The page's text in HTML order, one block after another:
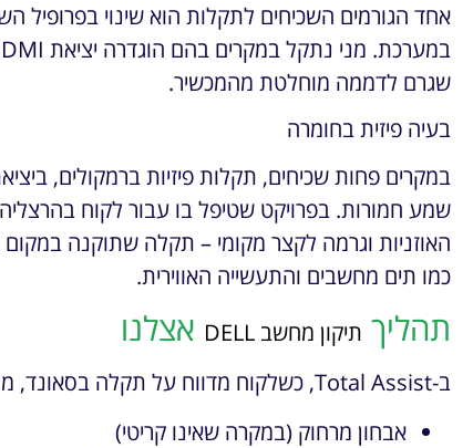
אחד הגורמים השכיחים לתקלות הוא שינוי בפרופיל
שגרם לדממה מוחלטת מהמכשיר.
בעיה פיזית בחומרה
במקרים פחות שכיחים, תקלות פיזיות ברמקולים,
שמע חמורות. בפרויקט שטיפל בו עבור לקוח
האוזניות וגרמה לקצר מקומי – תקלה שתוקנה
כמו תים מחשבים והתעשייה האווירית.
תהליך תיקון מחשב DELL אצלנו
ב-Total Assist, כשלקוח מדווח על תקלה בסאונד, מני כגן מבצע תהליך מסודר הכולל:
אבחון מרחוק (במקרה שאינו קריטי)